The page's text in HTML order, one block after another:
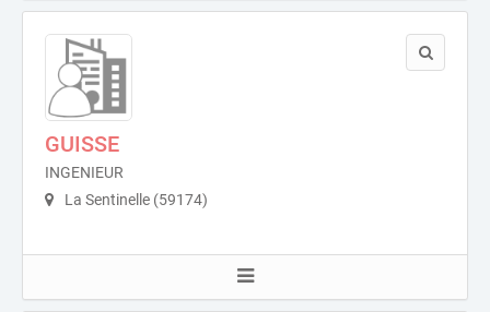
GUISSE
INGENIEUR
La Sentinelle (59174)